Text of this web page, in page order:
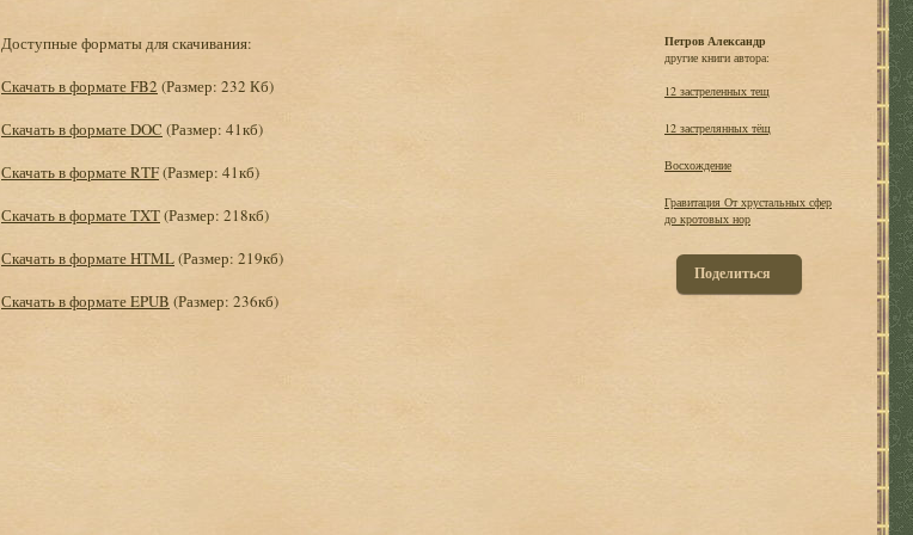
Доступные форматы для скачивания:
Скачать в формате FB2 (Размер: 232 Кб)
Скачать в формате DOC (Размер: 41кб)
Скачать в формате RTF(Размер: 41кб)
Скачать в формате TXT(Размер: 218кб)
Скачать в формате HTML(Размер: 219кб)
Скачать в формате EPUB (Размер: 236кб)
Петров Александр
другие книги автора:
12 застреленных тещ
12 застрелянных тёщ
Восхождение
Гравитация От хрустальных сфер
до кротовых нор
Поделиться